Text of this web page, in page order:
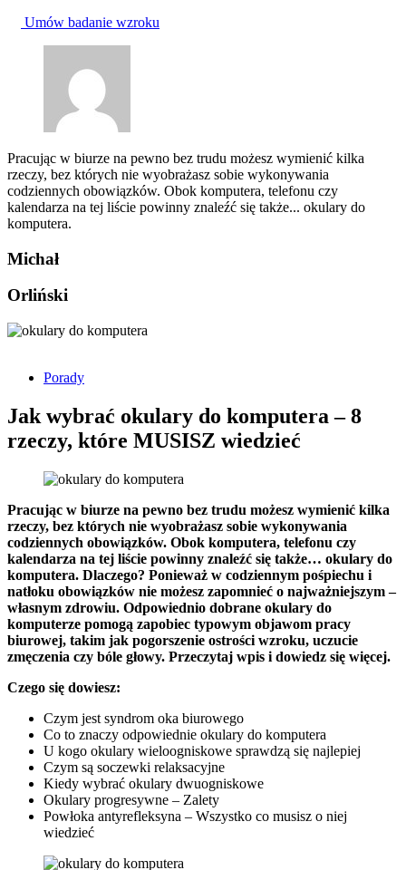
Umów badanie wzroku
Pracując w biurze na pewno bez trudu możesz wymienić kilka
rzeczy, bez których nie wyobrażasz sobie wykonywania
codziennych obowiązków. Obok komputera, telefonu czy
kalendarza na tej liście powinny znaleźć się także... okulary do
komputera.
Michał
Orliński
Porady
Jak wybrać okulary do komputera – 8
rzeczy, które MUSISZ wiedzieć
Pracując w biurze na pewno bez trudu możesz wymienić kilka
rzeczy, bez których nie wyobrażasz sobie wykonywania
codziennych obowiązków. Obok komputera, telefonu czy
kalendarza na tej liście powinny znaleźć się także… okulary do
komputera. Dlaczego? Ponieważ w codziennym pośpiechu i
natłoku obowiązków nie możesz zapomnieć o najważniejszym –
własnym zdrowiu. Odpowiednio dobrane okulary do
komputerze pomogą zapobiec typowym objawom pracy
biurowej, takim jak pogorszenie ostrości wzroku, uczucie
zmęczenia czy bóle głowy. Przeczytaj wpis i dowiedz się więcej.
Czego się dowiesz:
Czym jest syndrom oka biurowego
Co to znaczy odpowiednie okulary do komputera
U kogo okulary wieloogniskowe sprawdzą się najlepiej
Czym są soczewki relaksacyjne
Kiedy wybrać okulary dwuogniskowe
Okulary progresywne – Zalety
Powłoka antyrefleksyna – Wszystko co musisz o niej
wiedzieć